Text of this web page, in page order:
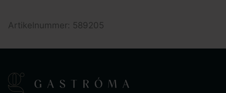
Artikelnummer: 589205